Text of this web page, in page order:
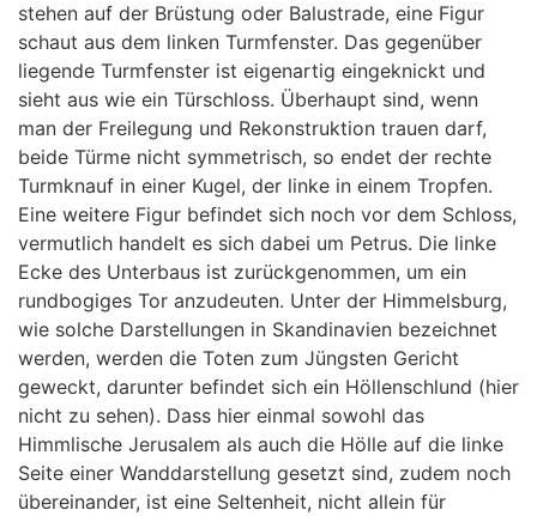
stehen auf der Brüstung oder Balustrade, eine Figur
schaut aus dem linken Turmfenster. Das gegenüber
liegende Turmfenster ist eigenartig eingeknickt und
sieht aus wie ein Türschloss. Überhaupt sind, wenn
man der Freilegung und Rekonstruktion trauen darf,
beide Türme nicht symmetrisch, so endet der rechte
Turmknauf in einer Kugel, der linke in einem Tropfen.
Eine weitere Figur befindet sich noch vor dem Schloss,
vermutlich handelt es sich dabei um Petrus. Die linke
Ecke des Unterbaus ist zurückgenommen, um ein
rundbogiges Tor anzudeuten. Unter der Himmelsburg,
wie solche Darstellungen in Skandinavien bezeichnet
werden, werden die Toten zum Jüngsten Gericht
geweckt, darunter befindet sich ein Höllenschlund (hier
nicht zu sehen). Dass hier einmal sowohl das
Himmlische Jerusalem als auch die Hölle auf die linke
Seite einer Wanddarstellung gesetzt sind, zudem noch
übereinander, ist eine Seltenheit, nicht allein für